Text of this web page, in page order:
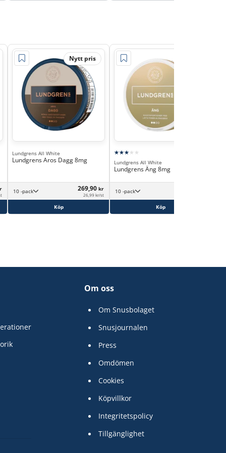
Nytt pris
Lundgrens All White
Lundgrens Aros Dagg 8mg
10 -pack 269,90 kr
26,99 kr/st
Köp
Lundgrens All White
Lundgrens Äng 8mg
10 -pack
Köp
Om oss
Om Snusbolaget
Snusjournalen
Press
Omdömen
Cookies
Köpvillkor
Integritetspolicy
Tillgänglighet